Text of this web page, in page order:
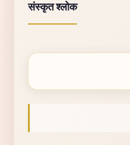
संस्कृत श्लोक